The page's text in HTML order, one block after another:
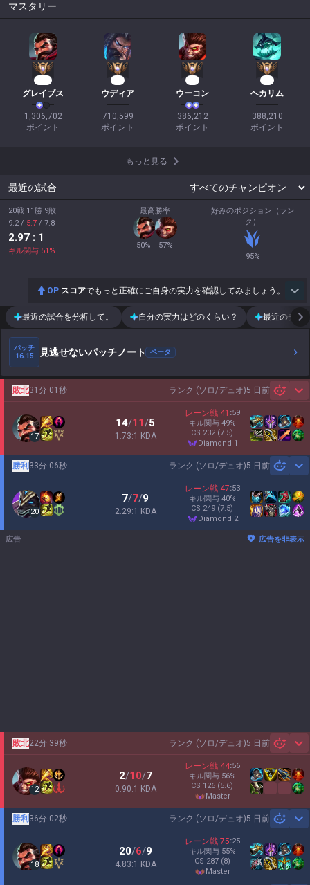
マスタリー
グレイブス
1,306,702
ポイント
ウディア
710,599
ポイント
ウーコン
386,212
ポイント
ヘカリム
388,210
ポイント
もっと見る
最近の試合
20戦 11勝 9敗
9.2/ 5.7 / 7.8
2.97 : 1
キル関与 51 %
最高勝率
50% 57%
好みのポジション（ラン
ク）
95%
OP スコアでもっと正確にご自身の実力を確認してみましょう。
最近の試合を分析して。 自分の実力はどのくらい？ 最近のチー
パッチ
16.15
見逃せないパッチノート ベータ
ランク (ソロ/デュオ)5 日前
敗北31分 01秒
17
14/11/5
1.73:1 KDA
レーン戦 41 :59
キル関与 49%
CS 232 (7.5)
diamond 1
ランク (ソロ/デュオ)5 日前
勝利 33分 06秒
20
7/7/9
2.29:1 KDA
レーン戦 47:53
キル関与 40%
CS 249 (7.5)
diamond 2
広告 広告を非表示
ランク (ソロ/デュオ)5 日前
敗北22分 39秒
12
2/10/7
0.90:1 KDA
レーン戦 44:56
キル関与 56%
CS 126 (5.6)
master
ランク (ソロ/デュオ)5 日前
勝利 36分 02秒
18
20/6/9
4.83:1 KDA
レーン戦 75:25
キル関与 55%
CS 287 (8)
master